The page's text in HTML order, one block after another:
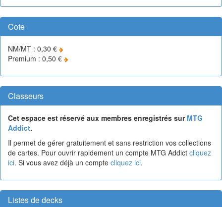
Cote
NM/MT : 0,30 €
Premium : 0,50 €
Classeurs
Cet espace est réservé aux membres enregistrés sur MTG
Addict.
Il permet de gérer gratuitement et sans restriction vos collections
de cartes. Pour ouvrir rapidement un compte MTG Addict cliquez
ici. Si vous avez déjà un compte cliquez ici.
Listes de decks